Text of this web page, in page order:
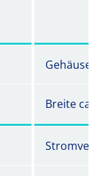
Gehäuse
Breite ca.